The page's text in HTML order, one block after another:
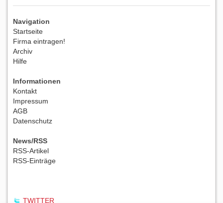
Navigation
Startseite
Firma eintragen!
Archiv
Hilfe
Informationen
Kontakt
Impressum
AGB
Datenschutz
News/RSS
RSS-Artikel
RSS-Einträge
TWITTER